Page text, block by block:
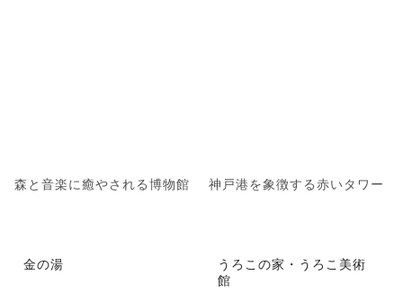
森と音楽に癒やされる博物館 神戸港を象徴する赤いタワー
金の湯
うろこの家・うろこ美術
館